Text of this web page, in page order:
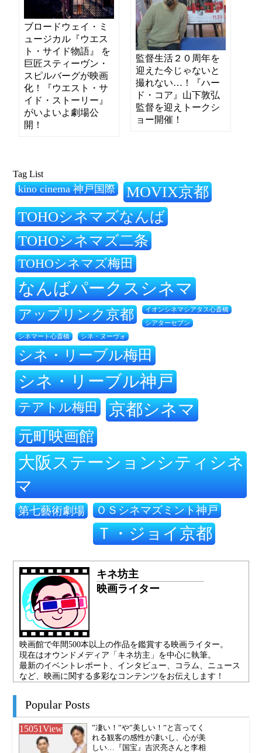
監督生活２０周年を
迎えた今じゃないと
撮れない…！『ハー
ド・コア』山下敦弘
監督を迎えトークシ
ョー開催！
ブロードウェイ・ミ
ュージカル『ウエス
ト・サイド物語』 を
巨匠スティーヴン・
スピルバーグが映画
化！『ウエスト・サ
イド・ストーリー』
がいよいよ劇場公
開！
Tag List
kino cinema 神戸国際 MOVIX京都
TOHOシネマズなんば
TOHOシネマズ二条
TOHOシネマズ梅田
なんばパークスシネマ
アップリンク京都 イオンシネマシアタス心斎橋
シアターセブン
シネマート心斎橋 シネ・ヌーヴォ
シネ・リーブル梅田
シネ・リーブル神戸
テアトル梅田 京都シネマ
元町映画館
大阪ステーションシティシネ
マ
第七藝術劇場 ＯＳシネマズミント神戸
Ｔ・ジョイ京都
キネ坊主
映画ライター
映画館で年間500本以上の作品を鑑賞する映画ライター。
現在はオウンドメディア「キネ坊主」を中心に執筆。
最新のイベントレポート、インタビュー、コラム、ニュース
など、映画に関する多彩なコンテンツをお伝えします！
Popular Posts
15051View
”凄い！”や”美しい！”と言ってく
れる観客の感性が凄いし、心が美
しい…『国宝』吉沢亮さんと李相